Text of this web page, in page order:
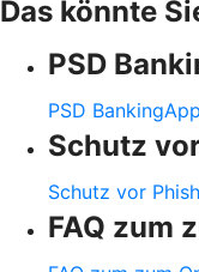
Das könnte
PSD
PSD BankingApp
Schutz
Schutz vor
FAQ zum